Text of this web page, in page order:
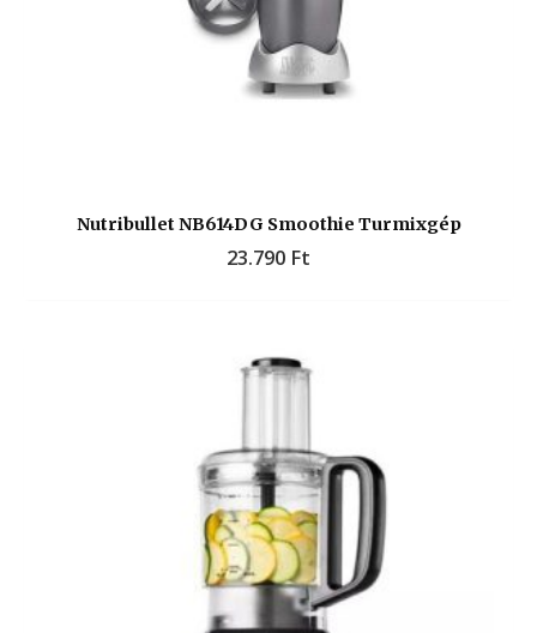
Nutribullet NB614DG Smoothie Turmixgép
23.790 Ft